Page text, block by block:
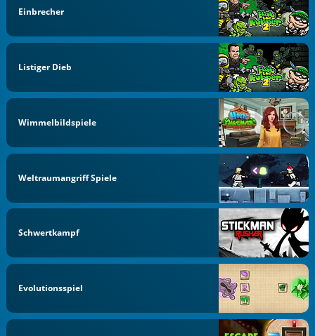
Einbrecher
Listiger Dieb
Wimmelbildspiele
Weltraumangriff Spiele
Schwertkampf
Evolutionsspiel